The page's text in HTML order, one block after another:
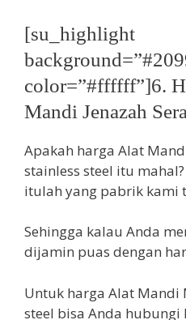
[su_highlight
color=”#ffffff”]6.
Mandi Jenazah
Apakah harga Alat
stainless steel itu
itulah yang pabrik kami
Sehingga kalau Anda
dijamin puas dengan
Untuk harga Alat Mandi
steel bisa Anda hubungi